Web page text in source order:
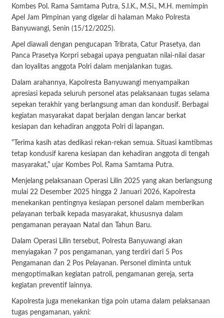
Kombes Pol. Rama Samtama Putra, S.I.K., M.Si., M.H. memimpin
Apel Jam Pimpinan yang digelar di halaman Mako Polresta
Banyuwangi, Senin (15/12/2025).
Apel diawali dengan pengucapan Tribrata, Catur Prasetya, dan
Panca Prasetya Korpri sebagai upaya penguatan nilai-nilai dasar
dan loyalitas anggota Polri dalam menjalankan tugas.
Dalam arahannya, Kapolresta Banyuwangi menyampaikan
apresiasi kepada seluruh personel atas pelaksanaan tugas selama
sepekan terakhir yang berlangsung aman dan kondusif. Berbagai
kegiatan masyarakat dapat berjalan dengan lancar berkat
kesiapan dan kehadiran anggota Polri di lapangan.
“Terima kasih atas dedikasi rekan-rekan semua. Situasi kamtibmas
tetap kondusif karena kesiapan dan kehadiran anggota di tengah
masyarakat,” ujar Kombes Pol. Rama Samtama Putra.
Menjelang pelaksanaan Operasi Lilin 2025 yang akan berlangsung
mulai 22 Desember 2025 hingga 2 Januari 2026, Kapolresta
menekankan pentingnya kesiapan personel dalam memberikan
pelayanan terbaik kepada masyarakat, khususnya dalam
pengamanan perayaan Natal dan Tahun Baru.
Dalam Operasi Lilin tersebut, Polresta Banyuwangi akan
menyiagakan 7 pos pengamanan, yang terdiri dari 5 Pos
Pengamanan dan 2 Pos Pelayanan. Personel diminta untuk
mengoptimalkan kegiatan patroli, pengamanan gereja, serta
kegiatan preventif lainnya.
Kapolresta juga menekankan tiga poin utama dalam pelaksanaan
tugas pengamanan, yakni: